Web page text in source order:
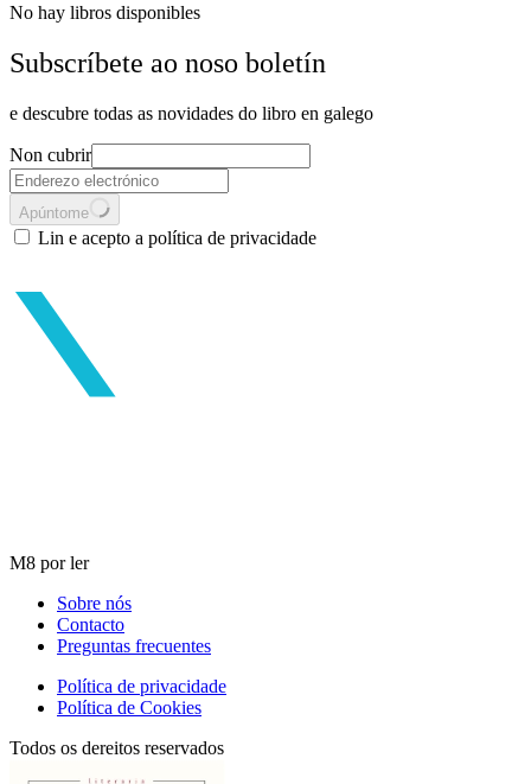
No hay libros disponibles
Subscríbete ao noso boletín
e descubre todas as novidades do libro en galego
Non cubrir
Apúntome
Lin e acepto a política de privacidade
M8 por ler
Sobre nós
Contacto
Preguntas frecuentes
Política de privacidade
Política de Cookies
Todos os dereitos reservados